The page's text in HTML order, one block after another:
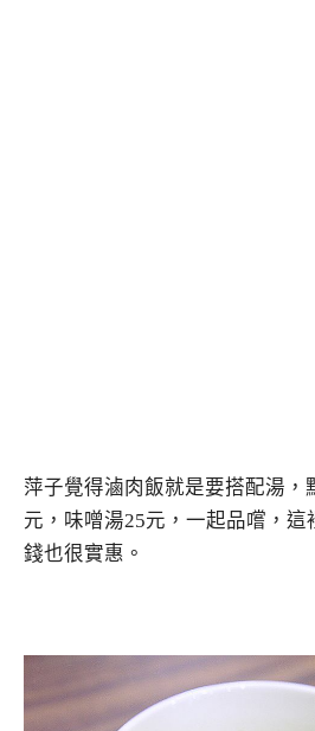
萍子覺得滷肉飯就是要搭配湯，
元，味噌湯25元，一起品嚐，這
錢也很實惠。